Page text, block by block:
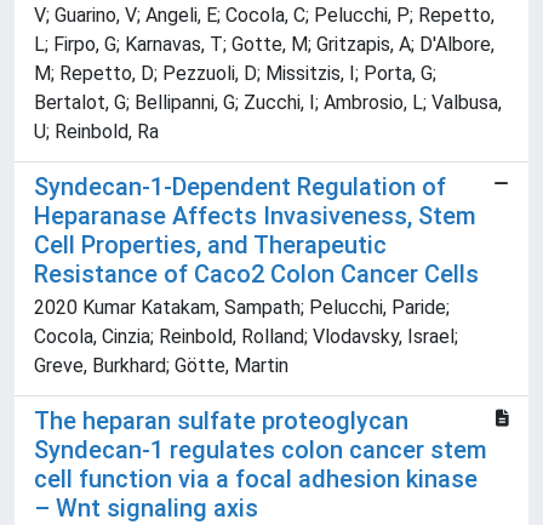
V; Guarino, V; Angeli, E; Cocola, C; Pelucchi, P; Repetto,
L; Firpo, G; Karnavas, T; Gotte, M; Gritzapis, A; D'Albore,
M; Repetto, D; Pezzuoli, D; Missitzis, I; Porta, G;
Bertalot, G; Bellipanni, G; Zucchi, I; Ambrosio, L; Valbusa,
U; Reinbold, Ra
Syndecan-1-Dependent Regulation of
Heparanase Affects Invasiveness, Stem
Cell Properties, and Therapeutic
Resistance of Caco2 Colon Cancer Cells
2020 Kumar Katakam, Sampath; Pelucchi, Paride;
Cocola, Cinzia; Reinbold, Rolland; Vlodavsky, Israel;
Greve, Burkhard; Götte, Martin
The heparan sulfate proteoglycan
Syndecan‐1 regulates colon cancer stem
cell function via a focal adhesion kinase
– Wnt signaling axis